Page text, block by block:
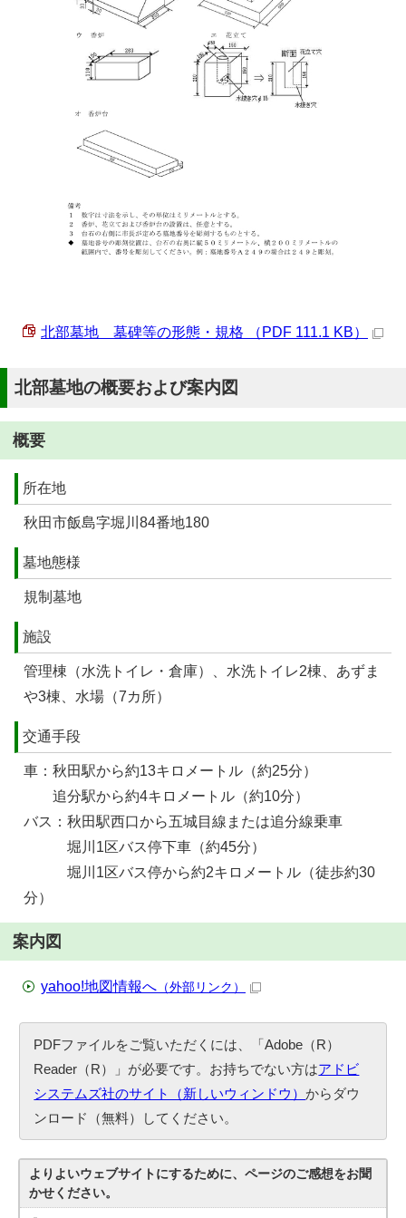
北部墓地 墓碑等の形態・規格 （PDF 111.1 KB）
北部墓地の概要および案内図
概要
所在地
秋田市飯島字堀川84番地180
墓地態様
規制墓地
施設
管理棟（水洗トイレ・倉庫）、水洗トイレ2棟、あずま
や3棟、水場（7カ所）
交通手段
車：秋田駅から約13キロメートル（約25分）
追分駅から約4キロメートル（約10分）
バス：秋田駅西口から五城目線または追分線乗車
堀川1区バス停下車（約45分）
堀川1区バス停から約2キロメートル（徒歩約30
分）
案内図
yahoo!地図情報へ （外部リンク）
PDFファイルをご覧いただくには、「Adobe（R）
Reader（R）」が必要です。お持ちでない方はアドビ
システムズ社のサイト（新しいウィンドウ）からダウ
ンロード（無料）してください。
よりよいウェブサイトにするために、ページのご感想をお聞
かせください。